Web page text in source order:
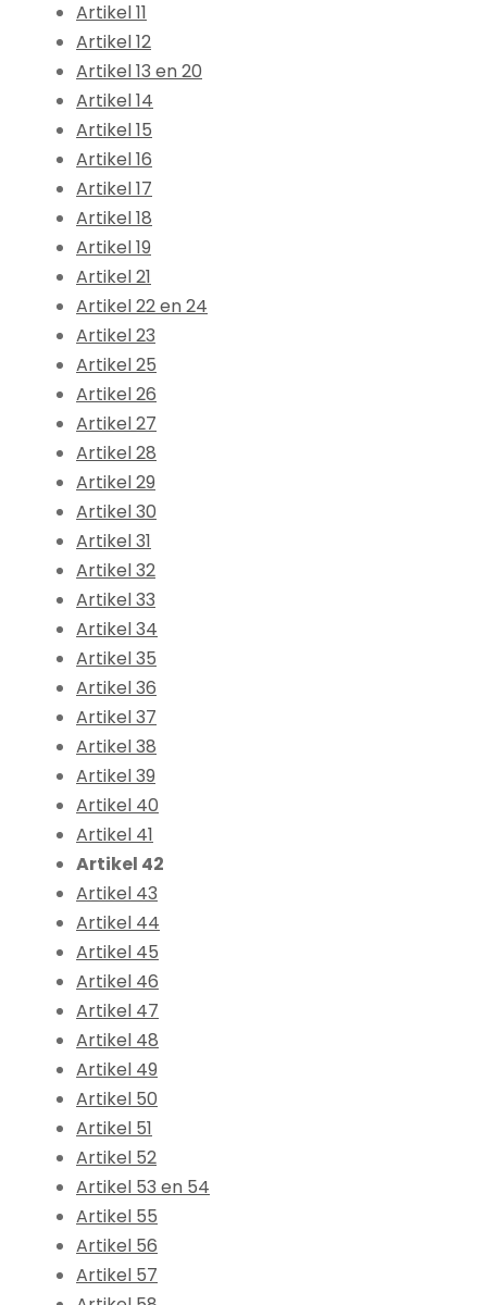
Artikel 11
Artikel 12
Artikel 13 en 20
Artikel 14
Artikel 15
Artikel 16
Artikel 17
Artikel 18
Artikel 19
Artikel 21
Artikel 22 en 24
Artikel 23
Artikel 25
Artikel 26
Artikel 27
Artikel 28
Artikel 29
Artikel 30
Artikel 31
Artikel 32
Artikel 33
Artikel 34
Artikel 35
Artikel 36
Artikel 37
Artikel 38
Artikel 39
Artikel 40
Artikel 41
Artikel 42
Artikel 43
Artikel 44
Artikel 45
Artikel 46
Artikel 47
Artikel 48
Artikel 49
Artikel 50
Artikel 51
Artikel 52
Artikel 53 en 54
Artikel 55
Artikel 56
Artikel 57